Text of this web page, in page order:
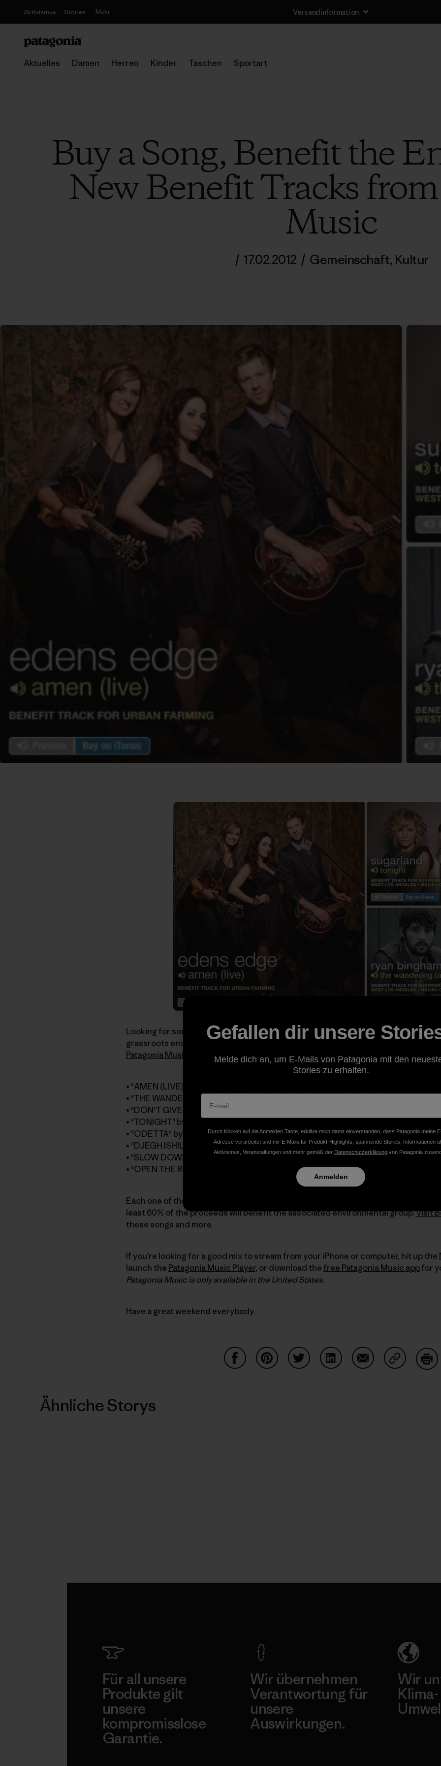
Aktivismus Stories Mehr Versandinformation
Aktuelles Damen Herren Kinder Taschen Sportart
Buy a Song, Benefit the
New Benefit Tracks
Music
/ 17.02.2012 / Gemeinschaft, Kultur
Looking for some good music to enjoy over the long President’s Day weekend?
grassroots environmental groups? You're in luck! A bunch of new Benefit Tracks
Patagonia Music
• "AMEN (LIVE)" by
• "THE WANDERING (ACOUSTIC)" by
• "DON'T GIVE UP (LIVE)" by
• "TONIGHT" by
• "ODETTA" by
Joe HenrybenefitsFriends of the Los Angeles River
• "DJEGH ISHILAN (LIVE)" byTinariwenbenefitsNevada Wilderness Project
• "SLOW DOWN" by
¡MAYDAY! benefitsECOMB
• "OPEN THE ROADS" by
benefitsGulf Restoration Network
Each one of these songs is exclusive to
— you won't find them
least 60% of the proceeds will benefit the associated environmental group.Visit
these songs and more.
If you’re looking for a good mix to stream from your iPhone or computer, hit up the
launch the Patagonia Music Player, or download thefree Patagonia Music appfor
Patagonia Music is only available in the United States.
Have a great weekend everybody.
Ähnliche Storys
Für all unsere
Produkte gilt
unsere
kompromisslose
Garantie.
Wir übernehmen
Verantwortung für
unsere
Auswirkungen.
Wir
Gefallen dir unsere
Melde dich an, um E-Mails von Patagonia mit den
Stories zu erhalten.
Durch Klicken auf die Anmelden Taste, erkläre mich damit einverstanden, dass Patagonia meine
Adresse verarbeitet und mir E-Mails für Produkt-Highlights, spannende Stories, Informationen
Aktivismus, Veranstaltungen und mehr gemäß der Datenschutzerklärung von Patagonia
Anmelden